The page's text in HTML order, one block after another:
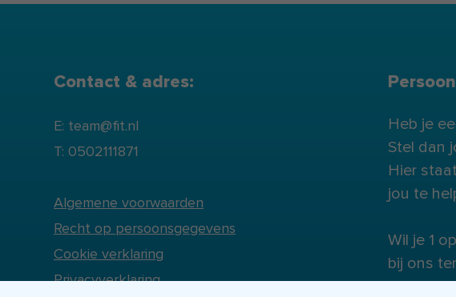
Contact & adres:
E: team@fit.nl
T: 0502111871
Algemene voorwaarden
Recht op persoonsgegevens
Cookie verklaring
Privacyverklaring
Heb je
Stel dan
Hier
jou te
Wil je 1
bij ons
experts